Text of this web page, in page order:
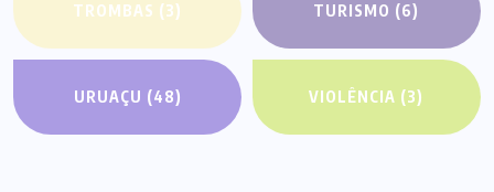
TROMBAS (3) TURISMO (6)
URUAÇU (48) VIOLÊNCIA (3)